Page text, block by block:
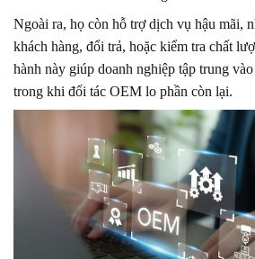
Ngoài ra, họ còn hỗ trợ dịch vụ hậu mãi,
khách hàng, đổi trả, hoặc kiểm tra chất
hành này giúp doanh nghiệp tập trung
trong khi đối tác OEM lo phần còn lại.